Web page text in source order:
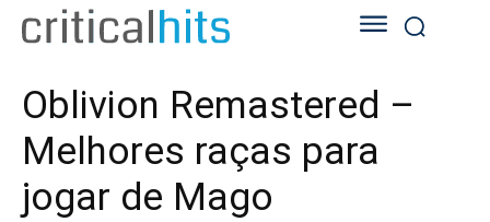
Oblivion Remastered –
Melhores raças para
jogar de Mago